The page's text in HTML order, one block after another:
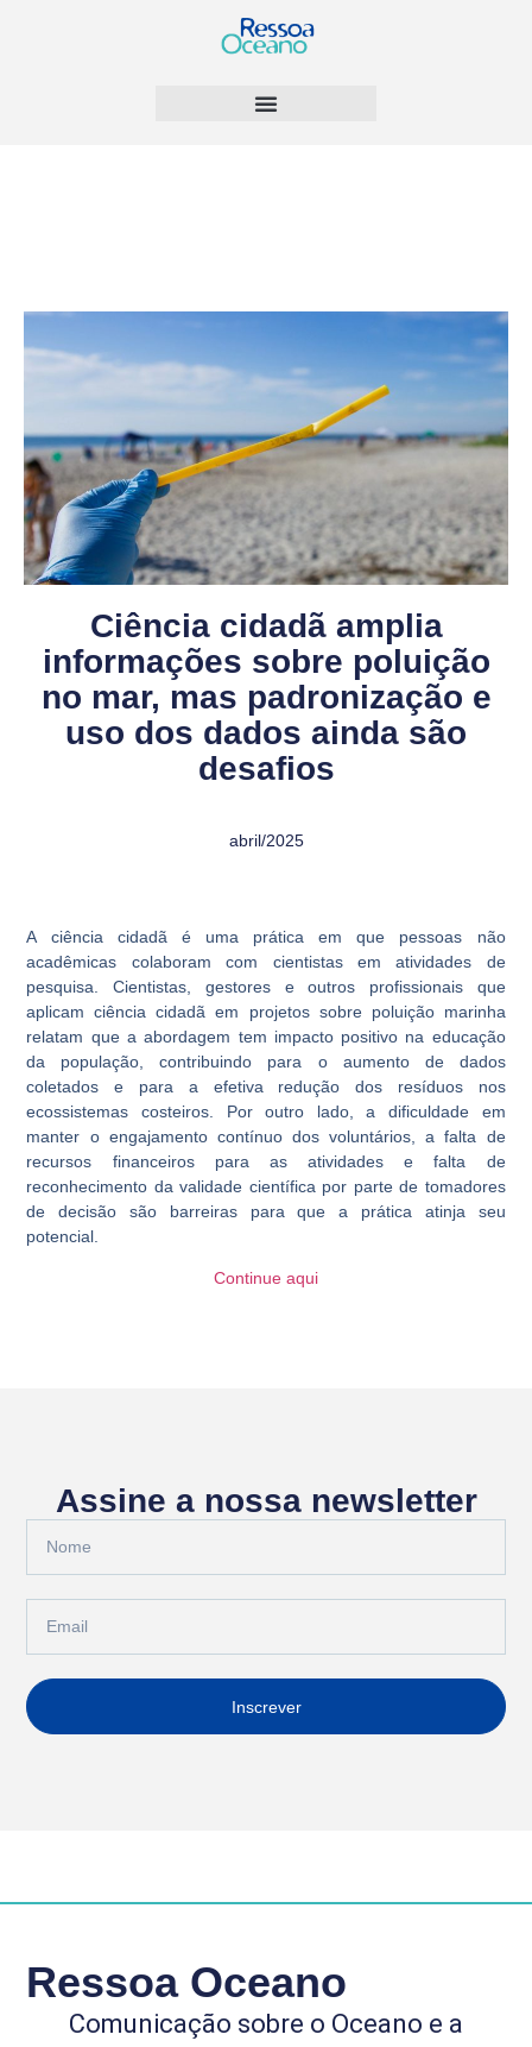
Ciência cidadã amplia
informações sobre poluição
no mar, mas padronização e
uso dos dados ainda são
desafios
abril/2025
A ciência cidadã é uma prática em que pessoas não
acadêmicas colaboram com cientistas em atividades de
pesquisa. Cientistas, gestores e outros profissionais que
aplicam ciência cidadã em projetos sobre poluição marinha
relatam que a abordagem tem impacto positivo na educação
da população, contribuindo para o aumento de dados
coletados e para a efetiva redução dos resíduos nos
ecossistemas costeiros. Por outro lado, a dificuldade em
manter o engajamento contínuo dos voluntários, a falta de
recursos financeiros para as atividades e falta de
reconhecimento da validade científica por parte de tomadores
de decisão são barreiras para que a prática atinja seu
potencial.
Continue aqui
Assine a nossa newsletter
Inscrever
Ressoa Oceano
Comunicação sobre o Oceano e a